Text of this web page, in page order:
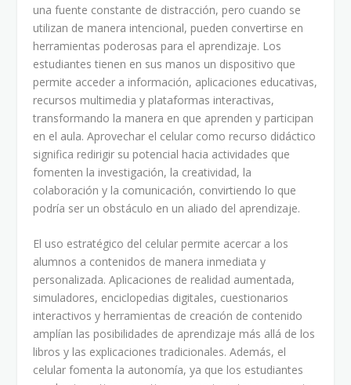
una fuente constante de distracción, pero cuando se
utilizan de manera intencional, pueden convertirse en
herramientas poderosas para el aprendizaje. Los
estudiantes tienen en sus manos un dispositivo que
permite acceder a información, aplicaciones educativas,
recursos multimedia y plataformas interactivas,
transformando la manera en que aprenden y participan
en el aula. Aprovechar el celular como recurso didáctico
significa redirigir su potencial hacia actividades que
fomenten la investigación, la creatividad, la
colaboración y la comunicación, convirtiendo lo que
podría ser un obstáculo en un aliado del aprendizaje.
El uso estratégico del celular permite acercar a los
alumnos a contenidos de manera inmediata y
personalizada. Aplicaciones de realidad aumentada,
simuladores, enciclopedias digitales, cuestionarios
interactivos y herramientas de creación de contenido
amplían las posibilidades de aprendizaje más allá de los
libros y las explicaciones tradicionales. Además, el
celular fomenta la autonomía, ya que los estudiantes